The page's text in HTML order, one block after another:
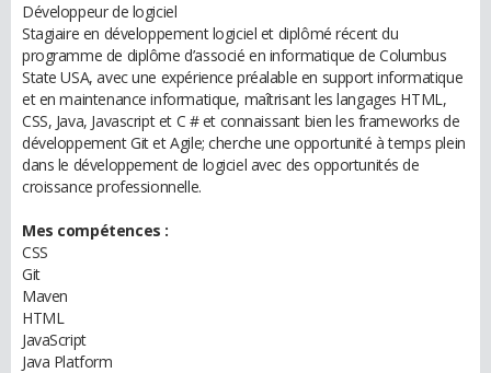
Développeur de logiciel
Stagiaire en développement logiciel et diplômé récent du
programme de diplôme d’associé en informatique de Columbus
State USA, avec une expérience préalable en support informatique
et en maintenance informatique, maîtrisant les langages HTML,
CSS, Java, Javascript et C # et connaissant bien les frameworks de
développement Git et Agile; cherche une opportunité à temps plein
dans le développement de logiciel avec des opportunités de
croissance professionnelle.
Mes compétences :
CSS
Git
Maven
HTML
JavaScript
Java Platform